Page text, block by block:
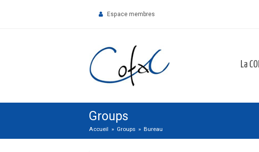
Espace membres
La
Groups
Accueil » Groups » Bureau